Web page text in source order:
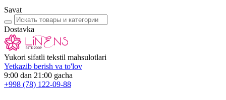
Savat
Dostavka
Yukori sifatli tekstil mahsulotlari
Yetkazib berish va to'lov
9:00 dan 21:00 gacha
+998 (78) 122-09-88